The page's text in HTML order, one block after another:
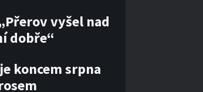
vyšel nad
dobře“
koncem srpna